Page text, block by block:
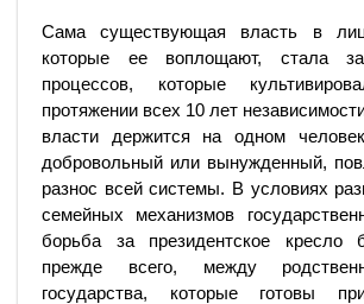
Сама существующая власть в
которые ее воплощают, стала
процессов, которые
протяжении всех 10 лет
власти держится на одном
добровольный или вынужденный,
разнос всей системы. В условиях
семейных механизмов
борьба за президентское кресло
прежде всего, между
государства, которые готовы